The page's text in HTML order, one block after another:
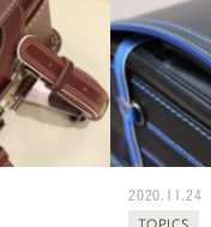
2020.11.24
TOPICS